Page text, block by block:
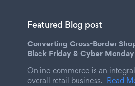
Featured Blog post
Converting Cross-Border
Black Friday & Cyber Monday
Online commerce is an
overall retail business. Read